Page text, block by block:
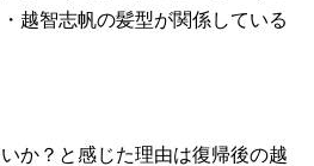
越智志帆の髪型が関係している
か？と感じた理由は復帰後の越